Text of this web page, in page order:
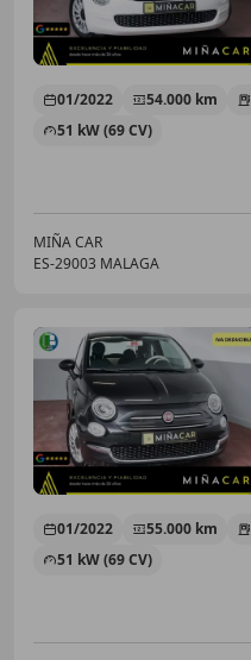
01/2022 54.000 km
51 kW (69 CV)
MIÑA CAR
ES-29003 MALAGA
01/2022 55.000 km
51 kW (69 CV)